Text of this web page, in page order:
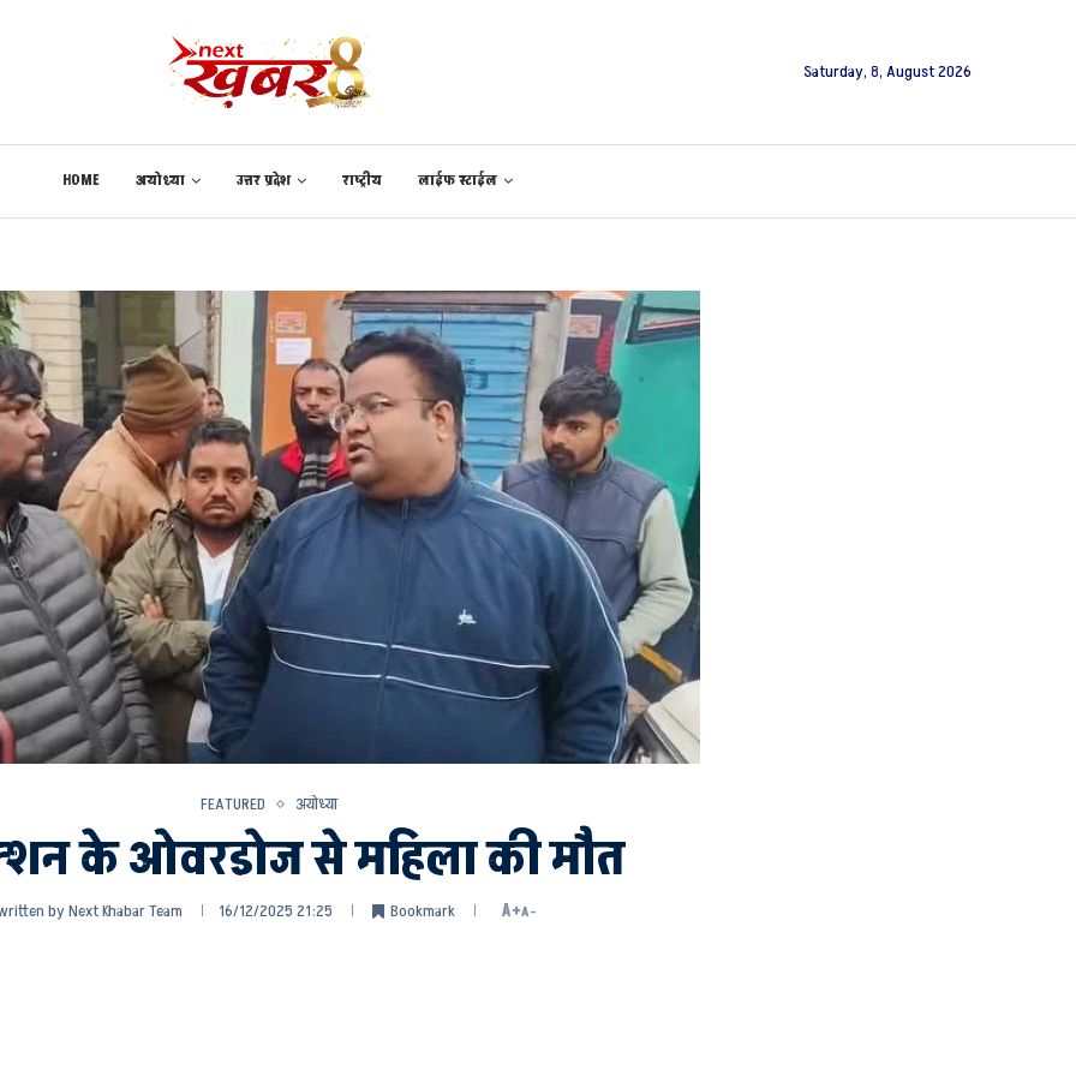
Saturday, 8, August 2026
HOME अयोध्या उत्तर प्रदेश राष्ट्रीय लाईफ स्टाईल
FEATURED अयोध्या
के ओवरडोज से महिला की मौत
byNext Khabar Team 16/12/2025 21:25 Bookmark A+A-